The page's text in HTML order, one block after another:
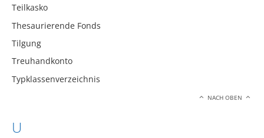
Teilkasko
Thesaurierende Fonds
Tilgung
Treuhandkonto
Typklassenverzeichnis
NACH OBEN
U